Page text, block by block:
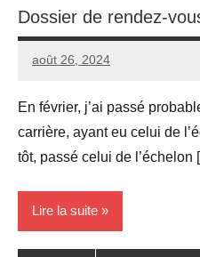
Dossier de rendez-
août 26, 2024
Seg0_La_Vraie
3
En février, j’ai passé
carrière, ayant eu celui de
tôt, passé celui de l’échelon
Lire la suite